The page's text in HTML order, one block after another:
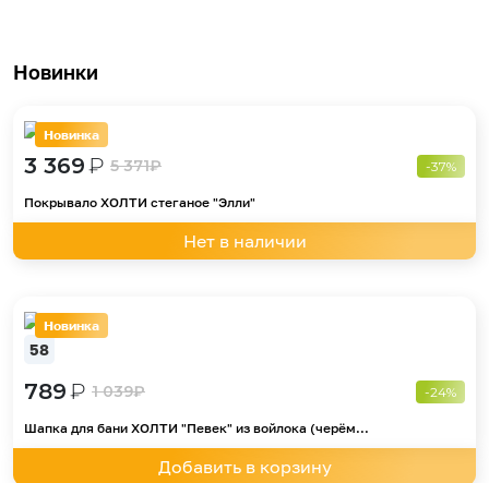
Новинки
Новинка
3 369₽ 5 371₽ -37%
Покрывало ХОЛТИ стеганое "Элли"
Нет в наличии
Новинка
58
789₽ 1 039₽ -24%
Шапка для бани ХОЛТИ "Певек" из войлока (черём...
Добавить в корзину